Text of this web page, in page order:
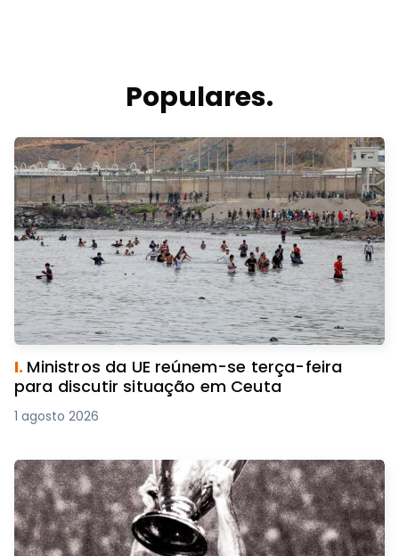
Populares.
I. Ministros da UE reúnem-se terça-feira
para discutir situação em Ceuta
1 agosto 2026